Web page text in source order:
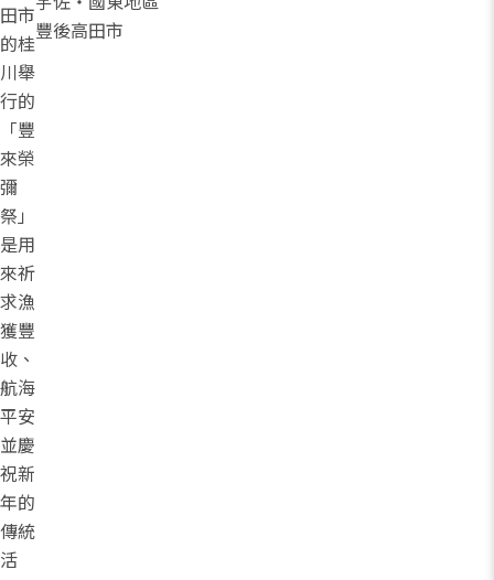
田市
的桂
川舉
行的
「豐
來榮
彌
祭」
是用
來祈
求漁
獲豐
收、
航海
平安
並慶
祝新
年的
傳統
活
豐後高田市